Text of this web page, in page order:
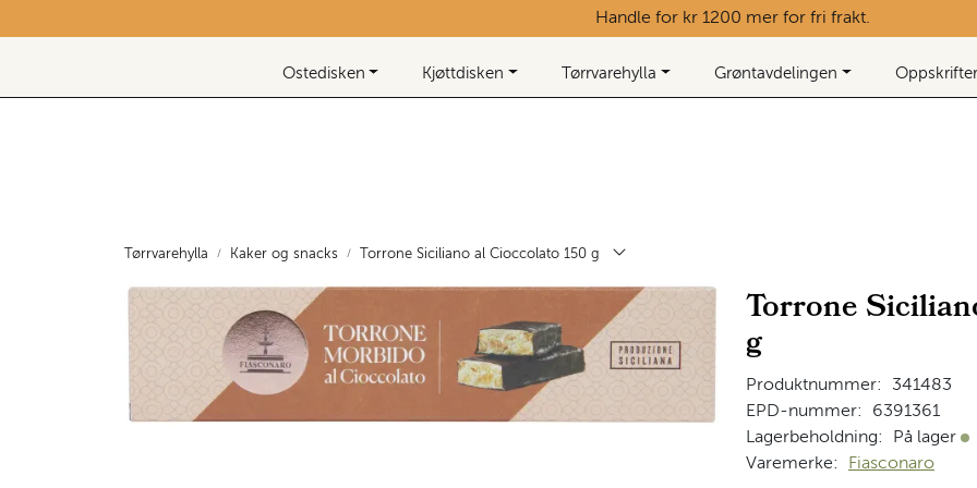
Handle for kr 1200 mer for fri frakt.
Ostedisken Kjøttdisken Tørrvarehylla Grøntavdelingen Oppskrifter
Tørrvarehylla Kaker og snacks Torrone Siciliano al Cioccolato 150 g
Torrone
g
Produktnummer:
341483
EPD-nummer:
6391361
Lagerbeholdning:
På lager
Varemerke: Fiasconaro